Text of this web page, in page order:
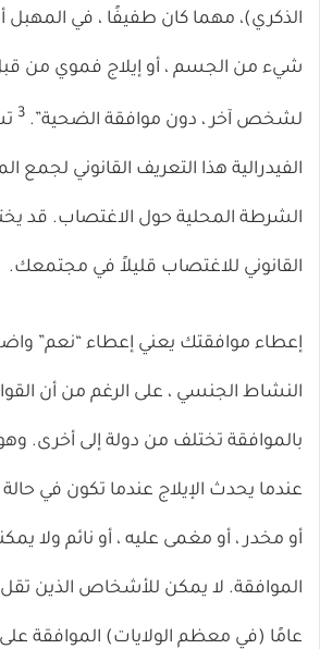
الذكري)، مهما كان طفيفًا ، في المهبل
شيء من الجسم ، أو إيلاج فموي من
لشخص آخر ، دون موافقة الضحية”. 3
الفيدرالية هذا التعريف القانوني لجمع
الشرطة المحلية حول الاغتصاب. قد
القانوني للاغتصاب قليلاً في مجتمعك.
إعطاء موافقتك يعني إعطاء “نعم”
النشاط الجنسي ، على الرغم من أن
بالموافقة تختلف من دولة إلى أخرى.
عندما يحدث الإيلاج عندما تكون في
أو مخدر ، أو مغمى عليه ، أو نائم ولا
عامًا (في معظم الولايات) الموافقة